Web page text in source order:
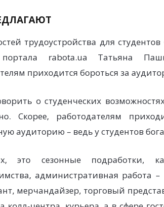
трудоустройства для
портала rabota.ua Татьяна
приходится бороться за
о студенческих
Скорее, работодателям
аудиторию – ведь у студентов
это сезонные подработки,
административная работа
мерчандайзер, торговый